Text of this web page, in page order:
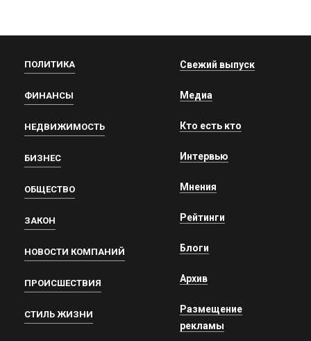
ПОЛИТИКА
ФИНАНСЫ
НЕДВИЖИМОСТЬ
БИЗНЕС
ОБЩЕСТВО
ЗАКОН
НОВОСТИ КОМПАНИЙ
ПРОИСШЕСТВИЯ
СТИЛЬ ЖИЗНИ
Свежий выпуск
Медиа
Кто есть кто
Интервью
Мнения
Рейтинги
Блоги
Архив
Размещение
рекламы